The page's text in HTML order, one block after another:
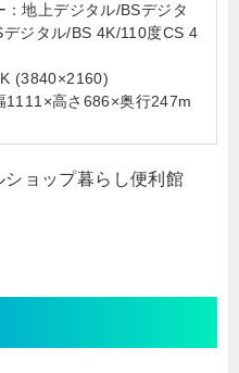
：地上デジタル/BSデジタ
デジタル/BS 4K/110度CS 4
(3840×2160)
1111×高さ686×奥行247m
ショップ暮らし便利館